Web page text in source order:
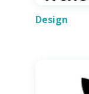
Design